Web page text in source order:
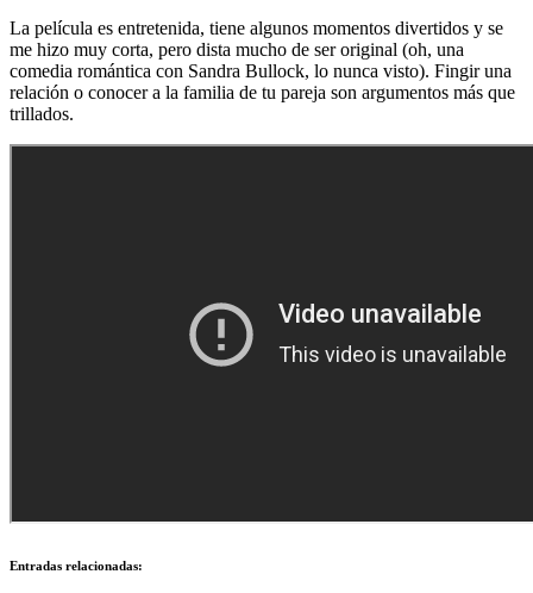
La película es entretenida, tiene algunos momentos divertidos y se
me hizo muy corta, pero dista mucho de ser original (oh, una
comedia romántica con Sandra Bullock, lo nunca visto). Fingir una
relación o conocer a la familia de tu pareja son argumentos más que
trillados.
Entradas relacionadas: